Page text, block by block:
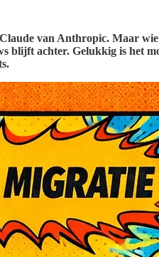
van Anthropic. Maar
blijft achter. Gelukkig is het